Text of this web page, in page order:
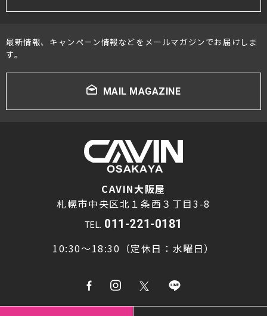
最新情報、キャンペーン情報などをメールマガジンでお届けしま
す。
MAIL MAGAZINE
CAVIN大阪屋
札幌市中央区北１条西３丁目3-8
TEL. 011-221-0181
10:30～18:30（定休日：水曜日）